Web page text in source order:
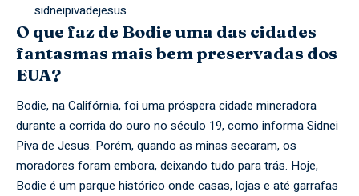
sidneipivadejesus
O que faz de Bodie uma das cidades
fantasmas mais bem preservadas dos
EUA?
Bodie, na Califórnia, foi uma próspera cidade mineradora
durante a corrida do ouro no século 19, como informa Sidnei
Piva de Jesus. Porém, quando as minas secaram, os
moradores foram embora, deixando tudo para trás. Hoje,
Bodie é um parque histórico onde casas, lojas e até garrafas